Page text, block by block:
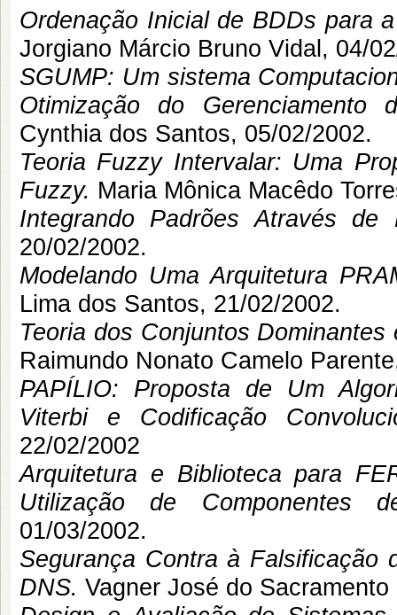
Ordenação Inicial de BDDs para
Jorgiano Márcio Bruno Vidal , 04/
SGUMP: Um sistema
Otimização do Gerenciamento
Cynthia dos Santos, 05/02/2002.
Teoria Fuzzy Intervalar: Uma
Fuzzy. Maria Mônica Macêdo
Integrando Padrões Através de
20/02/2002.
Modelando Uma Arquitetura
Lima dos Santos, 21/02/2002.
Teoria dos Conjuntos
Raimundo Nonato Camelo Parente
PAPÍLIO: Proposta de Um
Viterbi e Codificação
22/02/2002
Arquitetura e Biblioteca para
Utilização de Componentes
01/03/2002.
Segurança Contra à Falsificação
DNS. Vagner José do